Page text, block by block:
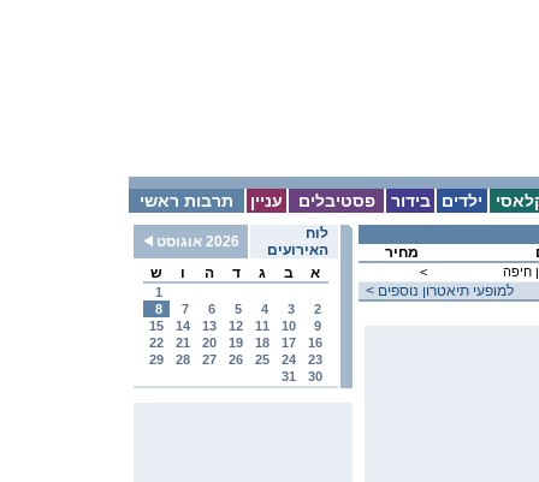
תרבות ראשי עניין פסטיבלים בידור ילדים
לוח
האירועים
2026 אוגוסט
א
ב ג ד ה ו ש
1
2
3
4
5
6
7
8
9
10
11
12
13
14
15
16
17
18
19
20
21
22
23
24
25
26
27
28
29
30
31
מחיר
< חיפה
< למופעי תיאטרון נוספים